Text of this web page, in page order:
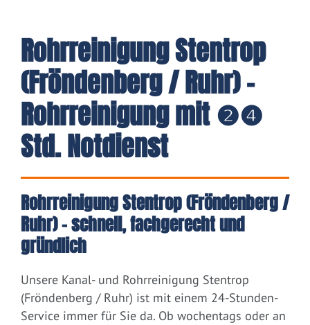
Rohrreinigung Stentrop
(Fröndenberg / Ruhr) -
Rohrreinigung mit ❷❹
Std. Notdienst
Rohrreinigung Stentrop (Fröndenberg /
Ruhr) – schnell, fachgerecht und
gründlich
Unsere Kanal- und Rohrreinigung Stentrop
(Fröndenberg / Ruhr) ist mit einem 24-Stunden-
Service immer für Sie da. Ob wochentags oder an